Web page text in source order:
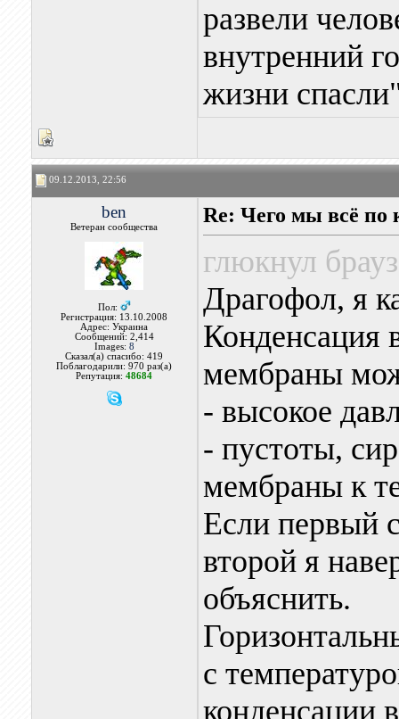
развели
внутренний
жизни
09.12.2013, 22:56
ben
Ветеран сообщества
Пол:
Регистрация: 13.10.2008
Адрес: Украина
Сообщений: 2,414
Images: 8
Сказал(а) спасибо: 419
Поблагодарили: 970 раз(а)
Репутация:48684
Re: Чего мы всё по
глюкнул
Драгофол, я
Конденсация
мембраны
- высокое
- пустоты,
мембраны к
Если первый
второй я
объяснить.
с
конденсации